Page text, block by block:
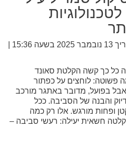
13 נובמבר 2025 בשעה 15:36
כל כך קשה הקלטת סאונד
פשוטה: לוחצים על כפתור
בפועל, מדובר באתגר מורכב
והבנה של הסביבה. ככל
ופחות מורגש. אלו רק כמה
חשאית יעילה: רעשי סביבה –